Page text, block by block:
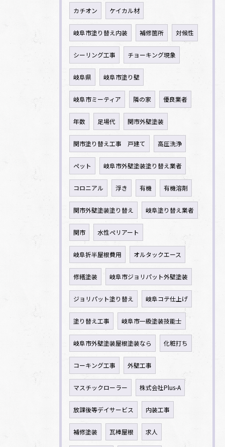
カチオン ケイカル材
岐阜市塗り替え内装 補修箇所 対候性
シーリング工事 チョーキング現象
岐阜県 岐阜市塗り壁
岐阜市ミーティア 隣の家 優良業者
年数 足場代 関市外壁塗装
関市塗り替え工事 戸建て 高圧洗浄
ペット 岐阜市外壁塗装塗り替え業者
コロニアル 浮き 有機 有機溶剤
関市外壁塗装塗り替え 岐阜塗り替え業者
関市 水性ペリアート
岐阜折半屋根費用 オルタックエース
修繕塗装 岐阜市ジョリパット外壁塗装
ジョリパット塗り替え 岐阜コテ仕上げ
塗り替え工事 岐阜市一級塗装技能士
岐阜市外壁塗装屋根塗装なら 化粧打ち
コーキング工事 外壁工事
マスチックローラー 株式会社Plus-A
放課後等デイサービス 内装工事
補修塗装 瓦棒屋根 求人